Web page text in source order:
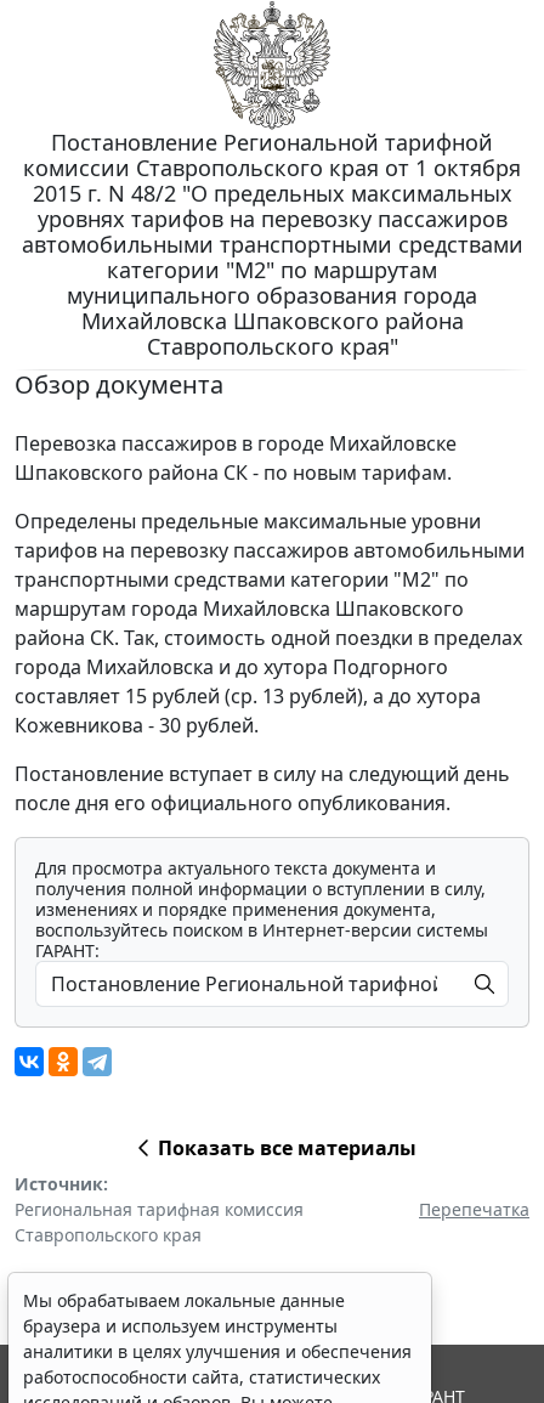
Постановление Региональной тарифной
комиссии Ставропольского края от 1 октября
2015 г. N 48/2 "О предельных максимальных
уровнях тарифов на перевозку пассажиров
автомобильными транспортными средствами
категории "М2" по маршрутам
муниципального образования города
Михайловска Шпаковского района
Ставропольского края"
Обзор документа
Перевозка пассажиров в городе Михайловске
Шпаковского района СК - по новым тарифам.
Определены предельные максимальные уровни
тарифов на перевозку пассажиров автомобильными
транспортными средствами категории "М2" по
маршрутам города Михайловска Шпаковского
района СК. Так, стоимость одной поездки в пределах
города Михайловска и до хутора Подгорного
составляет 15 рублей (ср. 13 рублей), а до хутора
Кожевникова - 30 рублей.
Постановление вступает в силу на следующий день
после дня его официального опубликования.
Для просмотра актуального текста документа и
получения полной информации о вступлении в силу,
изменениях и порядке применения документа,
воспользуйтесь поиском в Интернет-версии системы
ГАРАНТ:
Показать все материалы
Источник:
Региональная тарифная комиссия
Ставропольского края
Перепечатка
Мы обрабатываем локальные данные
браузера и используем инструменты
аналитики в целях улучшения и обеспечения
работоспособности сайта, статистических
© ООО "НПП "ГАРАНТ-СЕРВИС", 2026. Система ГАРАНТ